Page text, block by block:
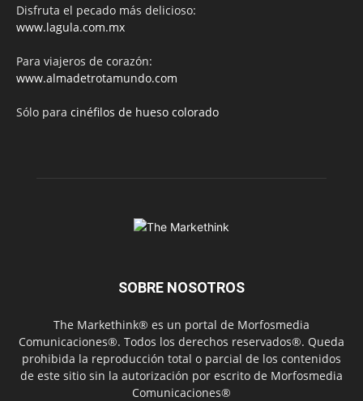
Disfruta el pecado más delicioso:
www.lagula.com.mx
Para viajeros de corazón:
www.almadetrotamundo.com
Sólo para cinéfilos de hueso colorado
SOBRE NOSOTROS
The Markethink® es un portal de Morfosmedia
Comunicaciones®. Todos los derechos reservados®. Queda
prohibida la reproducción total o parcial de los contenidos
de este sitio sin la autorización por escrito de Morfosmedia
Comunicaciones®